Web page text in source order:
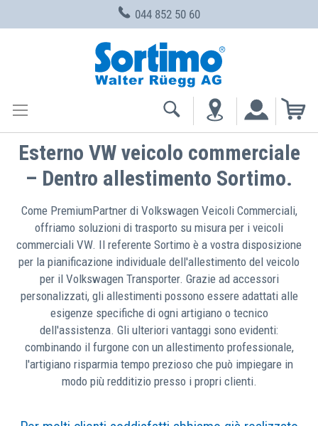
044 852 50 60
Esterno VW veicolo commerciale
– Dentro allestimento Sortimo.
Come PremiumPartner di Volkswagen Veicoli Commerciali,
offriamo soluzioni di trasporto su misura per i veicoli
commerciali VW. Il referente Sortimo è a vostra disposizione
per la pianificazione individuale dell'allestimento del veicolo
per il Volkswagen Transporter. Grazie ad accessori
personalizzati, gli allestimenti possono essere adattati alle
esigenze specifiche di ogni artigiano o tecnico
dell'assistenza. Gli ulteriori vantaggi sono evidenti:
combinando il furgone con un allestimento professionale,
l'artigiano risparmia tempo prezioso che può impiegare in
modo più redditizio presso i propri clienti.